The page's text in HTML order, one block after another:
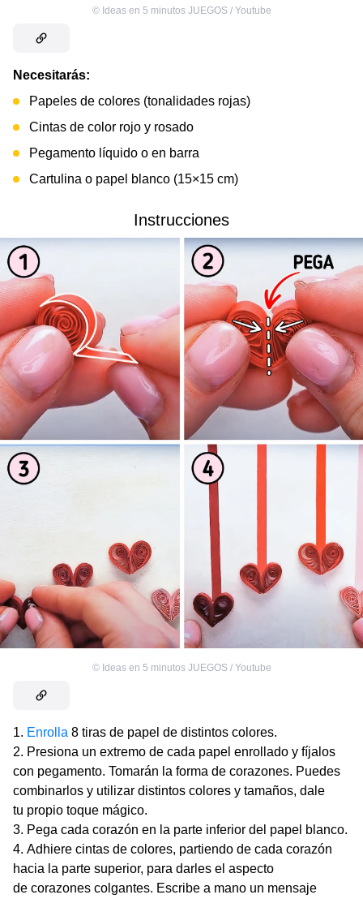
© Ideas en 5 minutos JUEGOS / Youtube
Necesitarás:
Papeles de colores (tonalidades rojas)
Cintas de color rojo y rosado
Pegamento líquido o en barra
Cartulina o papel blanco (15×15 cm)
Instrucciones
© Ideas en 5 minutos JUEGOS / Youtube
Enrolla 8 tiras de papel de distintos colores.
Presiona un extremo de cada papel enrollado y fíjalos
con pegamento. Tomarán la forma de corazones. Puedes
combinarlos y utilizar distintos colores y tamaños, dale
tu propio toque mágico.
Pega cada corazón en la parte inferior del papel blanco.
Adhiere cintas de colores, partiendo de cada corazón
hacia la parte superior, para darles el aspecto
de corazones colgantes. Escribe a mano un mensaje